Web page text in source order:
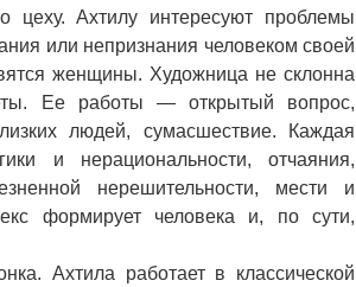
цеху. Ахтилу интересуют проблемы
или непризнания человеком своей
женщины. Художница не склонна
Ее работы — открытый вопрос,
людей, сумасшествие. Каждая
и нерациональности, отчаяния,
нерешительности, мести и
формирует человека и, по сути,
Ахтила работает в классической